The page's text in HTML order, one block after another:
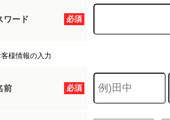
必須
ワード
様情報の入力
必須
前